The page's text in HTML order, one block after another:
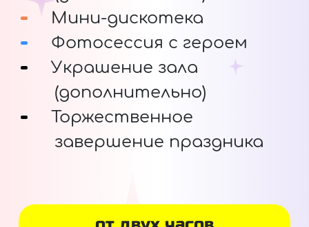
Мини-дискотека
Фотосессия с героем
Украшение зала
(дополнительно)
Торжественное
завершение праздника